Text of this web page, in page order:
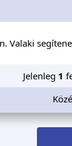
Valaki
Jelenleg 1